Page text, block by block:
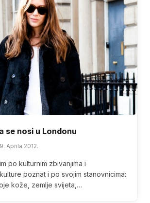
se nosi u Londonu
Aprila 2012.
po kulturnim zbivanjima i
poznat i po svojim stanovnicima:
kože, zemlje svijeta,…